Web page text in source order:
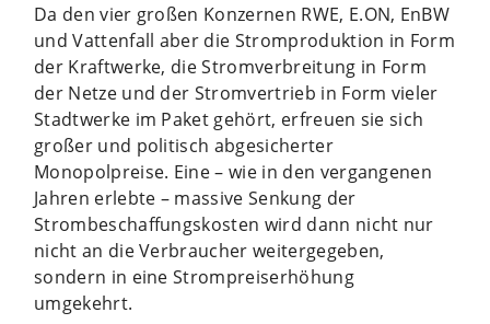
Da den vier großen Konzernen RWE, E.ON, EnBW
und Vattenfall aber die Stromproduktion in Form
der Kraftwerke, die Stromverbreitung in Form
der Netze und der Stromvertrieb in Form vieler
Stadtwerke im Paket gehört, erfreuen sie sich
großer und politisch abgesicherter
Monopolpreise. Eine – wie in den vergangenen
Jahren erlebte – massive Senkung der
Strombeschaffungskosten wird dann nicht nur
nicht an die Verbraucher weitergegeben,
sondern in eine Strompreiserhöhung
umgekehrt.